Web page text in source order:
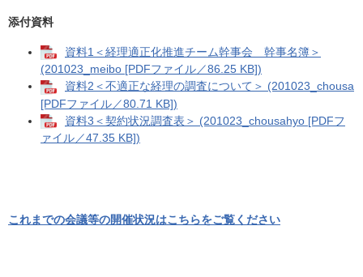
添付資料
資料1＜経理適正化推進チーム幹事会 幹事名簿＞
(201023_meibo [PDFファイル／86.25 KB])
資料2＜不適正な経理の調査について＞ (201023_chousa
[PDFファイル／80.71 KB])
資料3＜契約状況調査表＞ (201023_chousahyo [PDFフ
ァイル／47.35 KB])
これまでの会議等の開催状況はこちらをご覧ください